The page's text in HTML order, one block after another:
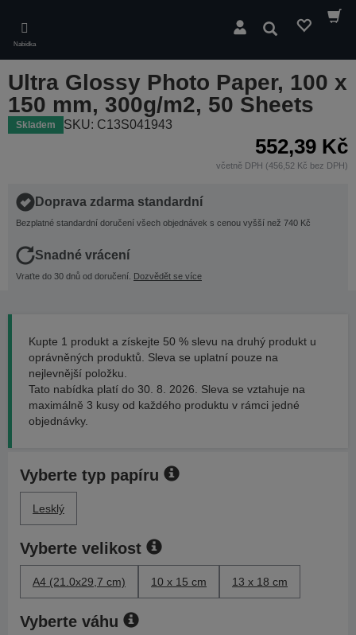
main
content
Nabídka
Hledat
Ultra Glossy Photo Paper, 100 x
150 mm, 300g/m2, 50 Sheets
Skladem SKU: C13S041943
552,39 Kč
včetně DPH (456,52 Kč bez DPH)
Doprava zdarma standardní
Bezplatné standardní doručení všech objednávek s cenou vyšší než 740 Kč
Snadné vrácení
Vraťte do 30 dnů od doručení. Dozvědět se více
Kupte 1 produkt a získejte 50 % slevu na druhý produkt u
oprávněných produktů. Sleva se uplatní pouze na
nejlevnější položku.
Tato nabídka platí do 30. 8. 2026. Sleva se vztahuje na
maximálně 3 kusy od každého produktu v rámci jedné
objednávky.
Vyberte typ papíru
Lesklý
Vyberte velikost
A4 (21.0x29,7 cm) 10 x 15 cm 13 x 18 cm
Vyberte váhu